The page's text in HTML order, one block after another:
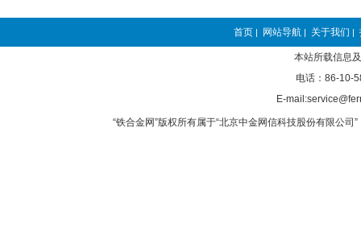
首页 | 网站导航 | 关于我们 |
本站所载信息
电话：86-10-
E-
“铁合金网”版权所有属于“北京中金网信科技股份有限公司